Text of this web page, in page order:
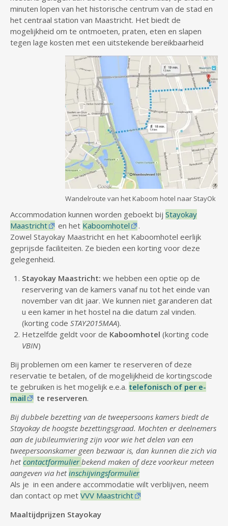
minuten lopen van het historische centrum van de stad en
het centraal station van Maastricht. Het biedt de
mogelijkheid om te ontmoeten, praten, eten en slapen
tegen lage kosten met een uitstekende bereikbaarheid
Wandelroute van het Kaboom hotel naar StayOk
Accommodation kunnen worden geboekt bij Stayokay
Maastricht
en het Kaboomhotel
.
Zowel Stayokay Maastricht en het Kaboomhotel eerlijk
geprijsde faciliteiten. Ze bieden een korting voor deze
gelegenheid.
Stayokay Maastricht: we hebben een optie op de
reservering van de kamers vanaf nu tot het einde van
november van dit jaar. We kunnen niet garanderen dat
u een kamer in het hostel na die datum zal vinden.
(korting code STAY2015MAA).
Hetzelfde geldt voor de Kaboomhotel (korting code
VBIN)
Bij problemen om een kamer te reserveren of deze
reservatie te betalen, of de mogelijkheid de kortingscode
te gebruiken is het mogelijk e.e.a. telefonisch of per e-
mail
te reserveren.
Bij dubbele bezetting van de tweepersoons kamers biedt de
Stayokay de hoogste bezettingsgraad. Mochten er deelnemers
aan de jubileumviering zijn voor wie het delen van een
tweepersoonskamer geen bezwaar is, dan kunnen die zich via
hetcontactformulierbekend maken of deze voorkeur meteen
aangeven via hetinschijvingsformulier
Als je in een andere accommodatie wilt verblijven, neem
dan contact op met VVV Maastricht
Maaltijdprijzen Stayokay